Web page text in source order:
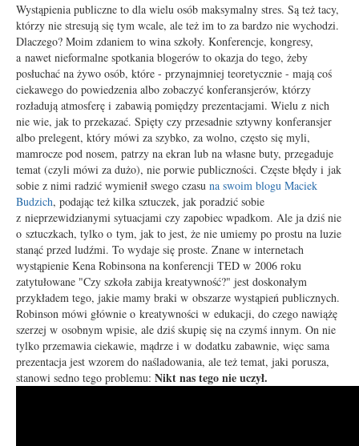
Wystąpienia publiczne to dla wielu osób maksymalny stres. Są też tacy,
którzy nie stresują się tym wcale, ale też im to za bardzo nie wychodzi.
Dlaczego? Moim zdaniem to wina szkoły. Konferencje, kongresy,
a nawet nieformalne spotkania blogerów to okazja do tego, żeby
posłuchać na żywo osób, które - przynajmniej teoretycznie - mają coś
ciekawego do powiedzenia albo zobaczyć konferansjerów, którzy
rozładują atmosferę i zabawią pomiędzy prezentacjami. Wielu z nich
nie wie, jak to przekazać. Spięty czy przesadnie sztywny konferansjer
albo prelegent, który mówi za szybko, za wolno, często się myli,
mamrocze pod nosem, patrzy na ekran lub na własne buty, przegaduje
temat (czyli mówi za dużo), nie porwie publiczności. Częste błędy i jak
sobie z nimi radzić wymienił swego czasu na swoim blogu Maciek
Budzich, podając też kilka sztuczek, jak poradzić sobie
z nieprzewidzianymi sytuacjami czy zapobiec wpadkom. Ale ja dziś nie
o sztuczkach, tylko o tym, jak to jest, że nie umiemy po prostu na luzie
stanąć przed ludźmi. To wydaje się proste. Znane w internetach
wystąpienie Kena Robinsona na konferencji TED w 2006 roku
zatytułowane "Czy szkoła zabija kreatywność?" jest doskonałym
przykładem tego, jakie mamy braki w obszarze wystąpień publicznych.
Robinson mówi głównie o kreatywności w edukacji, do czego nawiążę
szerzej w osobnym wpisie, ale dziś skupię się na czymś innym. On nie
tylko przemawia ciekawie, mądrze i w dodatku zabawnie, więc sama
prezentacja jest wzorem do naśladowania, ale też temat, jaki porusza,
stanowi sedno tego problemu: Nikt nas tego nie uczył.